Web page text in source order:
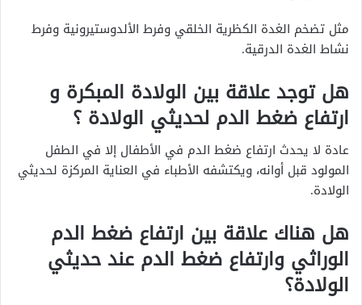
مثل تضخم الغدة الكظرية الخلقي وفرط الألدوستيرونية وفرط
نشاط الغدة الدرقية.
هل توجد علاقة بين الولادة المبكرة و
ارتفاع ضغط الدم لحديثي الولادة ؟
عادة لا يحدث ارتفاع ضغط الدم في الأطفال إلا في الطفل
المولود قبل أوانه، ويكتشفه الأطباء في العناية المركزة لحديثي
الولادة.
هل هناك علاقة بين ارتفاع ضغط الدم
الوراثي وارتفاع ضغط الدم عند حديثي
الولادة؟